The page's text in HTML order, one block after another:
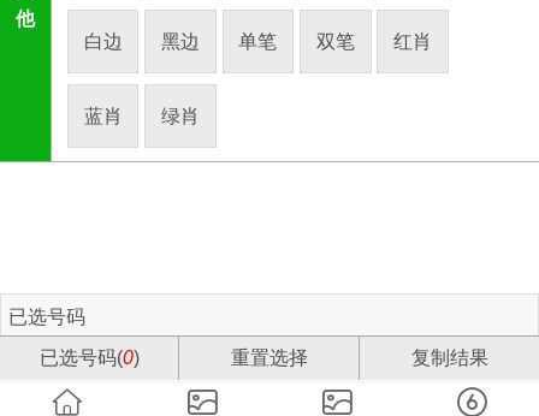
他
白边 黑边 单笔 双笔 红肖
蓝肖 绿肖
已选号码
已选号码(0) 重置选择 复制结果